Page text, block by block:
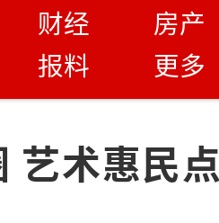
财经
房产
报料 更多
艺术惠民点